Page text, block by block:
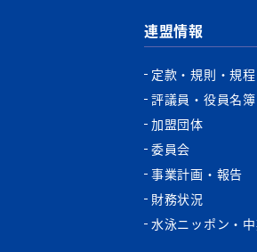
連盟情報
定款・規則・規
評議員・役員名
加盟団体
委員会
事業計画・報告
財務状況
水泳ニッポン・